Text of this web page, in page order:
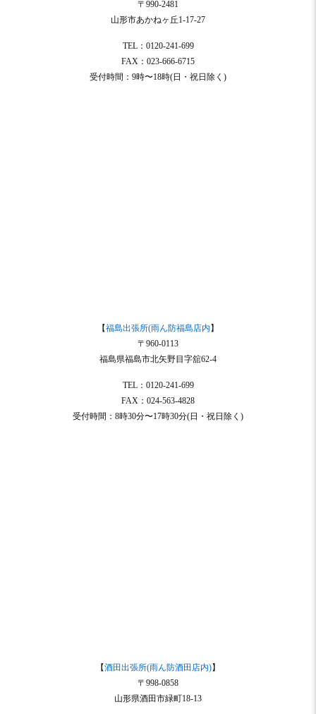
〒990-2481
山形市あかねヶ丘1-17-27
TEL：0120-241-699
FAX：023-666-6715
受付時間：9時〜18時(日・祝日除く)
【福島出張所(雨ん防福島店内 】
〒960-0113
福島県福島市北矢野目字舘62-4
TEL：0120-241-699
FAX：024-563-4828
受付時間：8時30分〜17時30分(日・祝日除く)
【酒田出張所(雨ん防酒田店内)】
〒998-0858
山形県酒田市緑町18-13